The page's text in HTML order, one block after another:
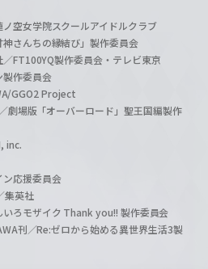
空女学院スクールアイドルクラブ
さんちの縁結び」製作委員会
FT100YQ製作委員会・テレビ東京
作委員会
GGO2 Project
劇場版「オーバーロード」聖王国編製作
inc.
応援委員会
集英社
ろモザイク Thank you!! 製作委員会
刊／Re:ゼロから始める異世界生活3製